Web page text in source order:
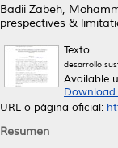
Badii Zabeh,
prespectives &
Texto
desarrollo
Available
Download
URL o página oficial:
Resumen